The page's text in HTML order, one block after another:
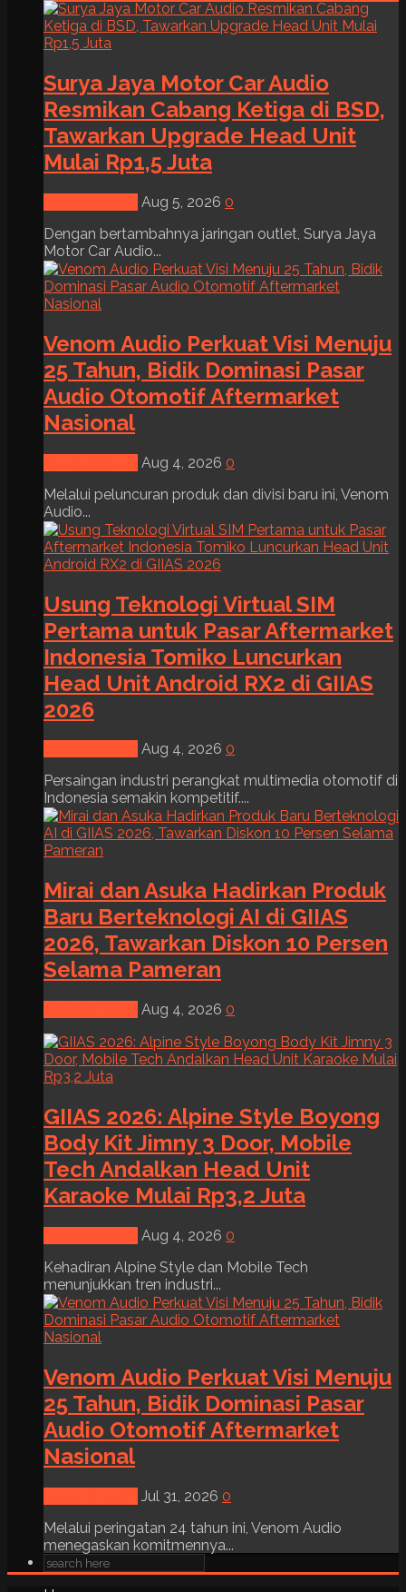
Surya Jaya Motor Car Audio
Resmikan Cabang Ketiga di BSD,
Tawarkan Upgrade Head Unit
Mulai Rp1,5 Juta
Aug 5, 2026 0
Dengan bertambahnya jaringan outlet, Surya Jaya
Motor Car Audio...
Venom Audio Perkuat Visi Menuju
25 Tahun, Bidik Dominasi Pasar
Audio Otomotif Aftermarket
Nasional
Aug 4, 2026 0
Melalui peluncuran produk dan divisi baru ini, Venom
Audio...
Usung Teknologi Virtual SIM
Pertama untuk Pasar Aftermarket
Indonesia Tomiko Luncurkan
Head Unit Android RX2 di GIIAS
2026
Aug 4, 2026 0
Persaingan industri perangkat multimedia otomotif di
Indonesia semakin kompetitif....
Mirai dan Asuka Hadirkan Produk
Baru Berteknologi AI di GIIAS
2026, Tawarkan Diskon 10 Persen
Selama Pameran
Aug 4, 2026 0
GIIAS 2026: Alpine Style Boyong
Body Kit Jimny 3 Door, Mobile
Tech Andalkan Head Unit
Karaoke Mulai Rp3,2 Juta
Aug 4, 2026 0
Kehadiran Alpine Style dan Mobile Tech
menunjukkan tren industri...
Venom Audio Perkuat Visi Menuju
25 Tahun, Bidik Dominasi Pasar
Audio Otomotif Aftermarket
Nasional
Jul 31, 2026 0
Melalui peringatan 24 tahun ini, Venom Audio
menegaskan komitmennya...